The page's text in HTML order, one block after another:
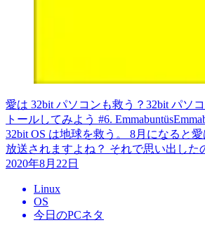
愛は 32bit パソコンも救う？32bit パソ
トールしてみよう #6.
32bit OS は地球を救う。 8月になると
放送されますよね？ それで思い出し
2020年8月22日
Linux
OS
今日のPCネタ